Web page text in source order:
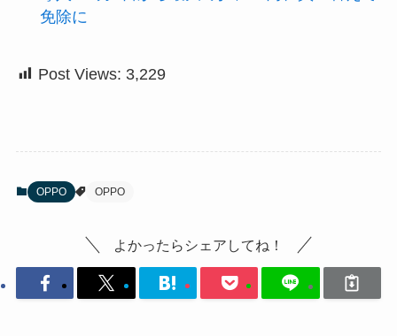
免除に
Post Views: 3,229
OPPO OPPO
よかったらシェアしてね！